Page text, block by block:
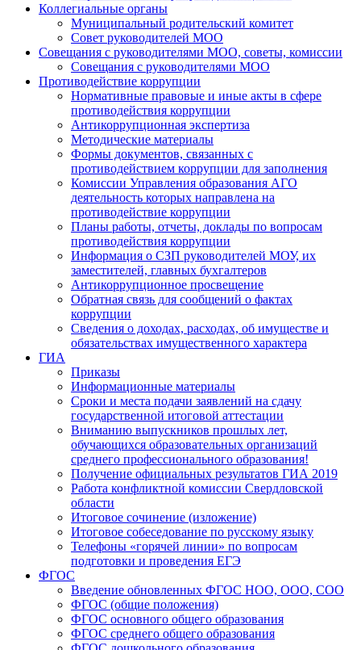
Коллегиальные органы
Муниципальный родительский комитет
Совет руководителей МОО
Совещания с руководителями МОО, советы, комиссии
Совещания с руководителями МОО
Противодействие коррупции
Нормативные правовые и иные акты в сфере
противодействия коррупции
Антикоррупционная экспертиза
Методические материалы
Формы документов, связанных с
противодействием коррупции для заполнения
Комиссии Управления образования АГО
деятельность которых направлена на
противодействие коррупции
Планы работы, отчеты, доклады по вопросам
противодействия коррупции
Информация о СЗП руководителей МОУ, их
заместителей, главных бухгалтеров
Антикоррупционное просвещение
Обратная связь для сообщений о фактах
коррупции
Сведения о доходах, расходах, об имуществе и
обязательствах имущественного характера
ГИА
Приказы
Информационные материалы
Сроки и места подачи заявлений на сдачу
государственной итоговой аттестации
Вниманию выпускников прошлых лет,
обучающихся образовательных организаций
среднего профессионального образования!
Получение официальных результатов ГИА 2019
Работа конфликтной комиссии Свердловской
области
Итоговое сочинение (изложение)
Итоговое собеседование по русскому языку
Телефоны «горячей линии» по вопросам
подготовки и проведения ЕГЭ
ФГОС
Введение обновленных ФГОС НОО, ООО, СОО
ФГОС (общие положения)
ФГОС основного общего образования
ФГОС среднего общего образования